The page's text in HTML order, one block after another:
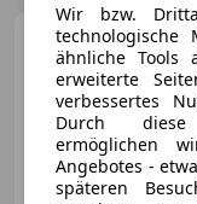
Wir bzw.
technologische
ähnliche Tools
erweiterte
verbessertes
Durch diese
ermöglichen
Angebotes -
späteren